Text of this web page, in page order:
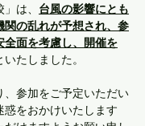
は、 台風の影響にとも
関の乱れが予想され、参
全面を考慮し、開催を
たしました。
参加をご予定いただい
惑をおかけいたします